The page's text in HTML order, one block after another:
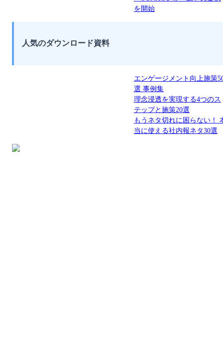
を開始
人気のダウンロード資料
エンゲージメント向上施策
選 事例集
理念浸透を実現する4つのス
テップと施策20選
もうネタ切れに困らない！
当に使える社内報ネタ30選